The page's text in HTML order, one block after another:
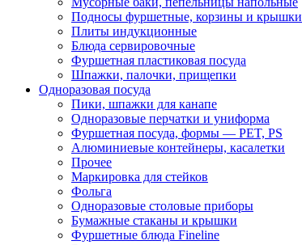
Подносы фуршетные, корзины и крышки
Плиты индукционные
Блюда сервировочные
Фуршетная пластиковая посуда
Шпажки, палочки, прищепки
Одноразовая посуда
Пики, шпажки для канапе
Одноразовые перчатки и униформа
Фуршетная посуда, формы — PET, PS
Алюминиевые контейнеры, касалетки
Прочее
Маркировка для стейков
Фольга
Одноразовые столовые приборы
Бумажные стаканы и крышки
Фуршетные блюда Fineline